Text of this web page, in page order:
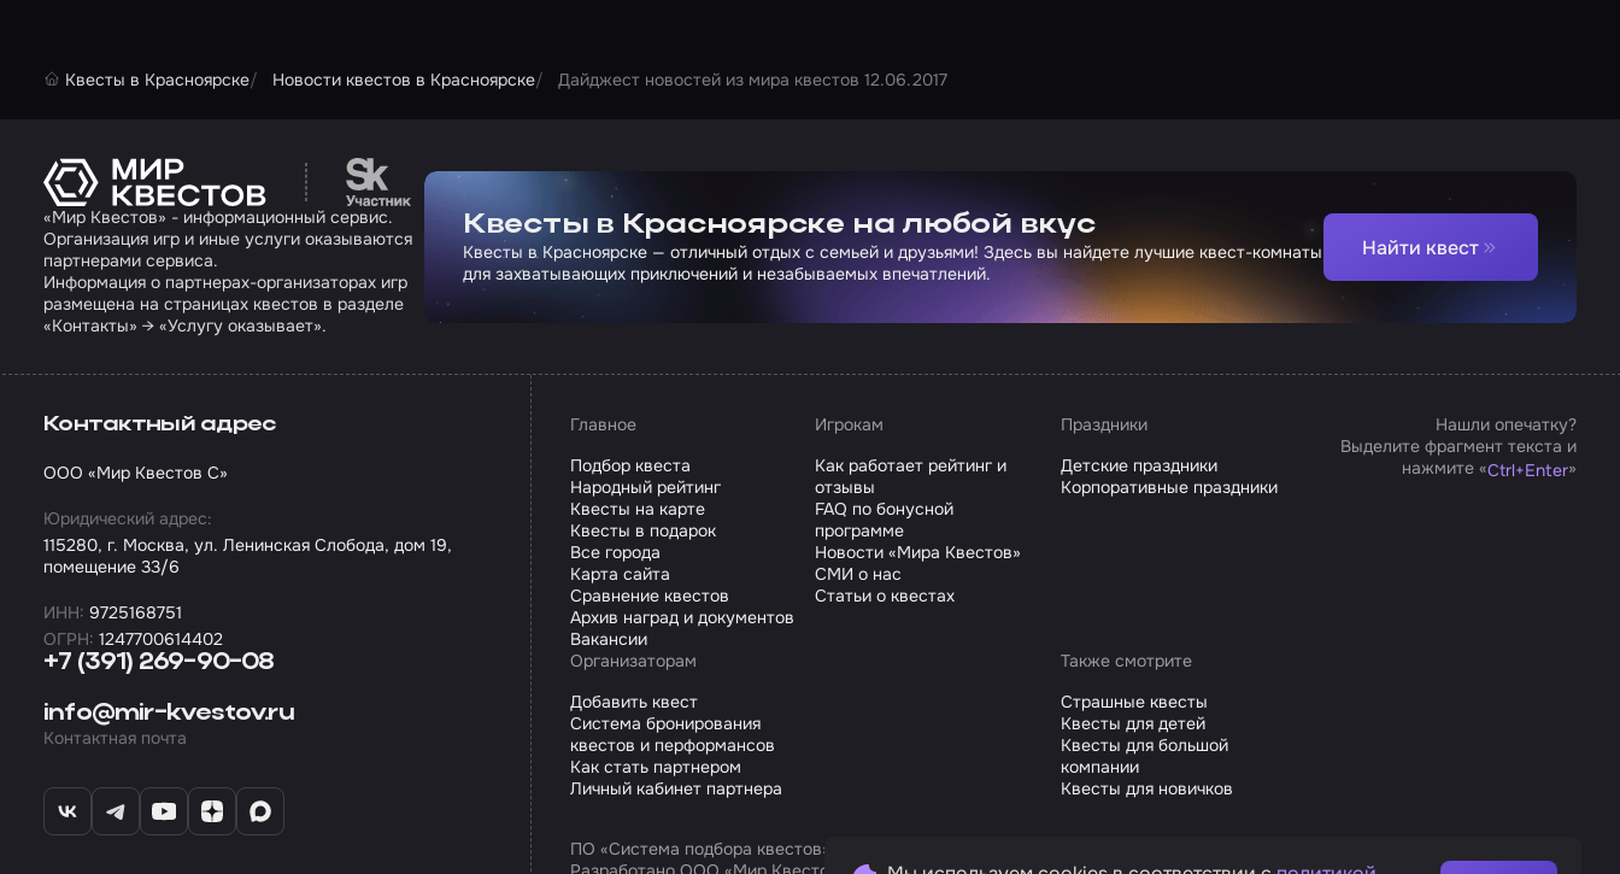
Квесты в Красноярске Новости квестов в Красноярске Дайджест новостей из мира квестов 12.06.2017
Перейти на сайт партнера Сколково
«Мир Квестов» - информационный сервис.
Организация игр и иные услуги оказываются
партнерами сервиса.
Информация о партнерах-организаторах игр
размещена на страницах квестов в разделе
«Контакты» → «Услугу оказывает».
Квесты в Красноярске на любой вкус
Квесты в Красноярске — отличный отдых с семьей и друзьями! Здесь вы найдете лучшие квест-комнаты
для захватывающих приключений и незабываемых впечатлений.
Найти квест
+7 (391) 269-90-08
info@mir-kvestov.ru
Контактная почта
Контактный адрес
ООО «Мир Квестов С»
Юридический адрес:
115280, г. Москва, ул. Ленинская Слобода, дом 19,
помещение 33/6
ИНН: 9725168751
ОГРН: 1247700614402
Главное
Подбор квеста
Народный рейтинг
Квесты на карте
Квесты в подарок
Все города
Карта сайта
Сравнение квестов
Архив наград и документов
Вакансии
Игрокам
Как работает рейтинг и
отзывы
FAQ по бонусной
программе
Новости «Мира Квестов»
СМИ о нас
Статьи о квестах
Праздники
Детские праздники
Корпоративные праздники
Организаторам
Добавить квест
Система бронирования
квестов и перформансов
Как стать партнером
Личный кабинет партнера
Также смотрите
Страшные квесты
Квесты для детей
Квесты для большой
компании
Квесты для новичков
Нашли опечатку?
Выделите фрагмент текста и
нажмите «Ctrl+Enter»
ПО «Система подбора квестов»